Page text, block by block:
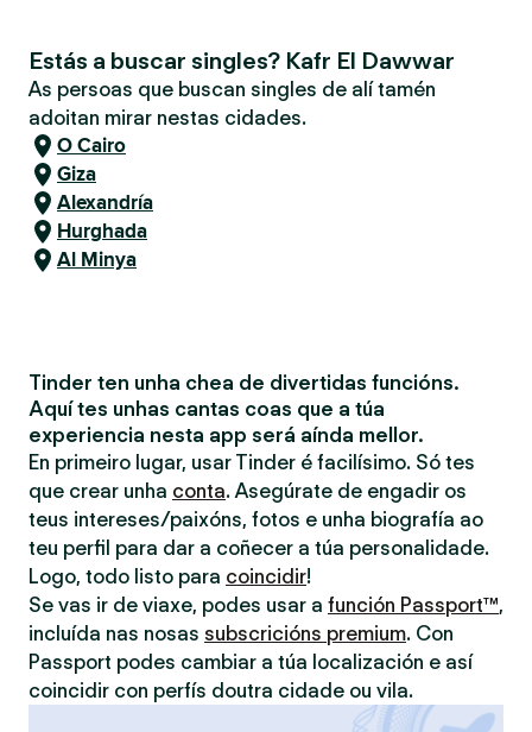
Estás a buscar singles? Kafr El Dawwar
As persoas que buscan singles de alí tamén
adoitan mirar nestas cidades.
O Cairo
Giza
Alexandría
Hurghada
Al Minya
Tinder ten unha chea de divertidas funcións.
Aquí tes unhas cantas coas que a túa
experiencia nesta app será aínda mellor.
En primeiro lugar, usar Tinder é facilísimo. Só tes
que crear unha conta. Asegúrate de engadir os
teus intereses/paixóns, fotos e unha biografía ao
teu perfil para dar a coñecer a túa personalidade.
Logo, todo listo para coincidir!
Se vas ir de viaxe, podes usar a función Passport™,
incluída nas nosas subscricións premium. Con
Passport podes cambiar a túa localización e así
coincidir con perfís doutra cidade ou vila.